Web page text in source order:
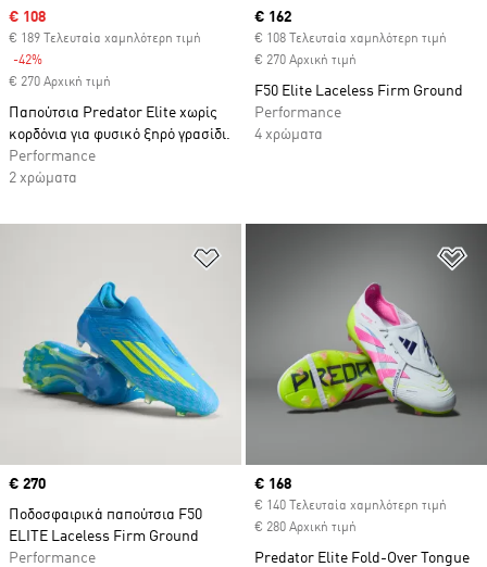
Sale price
€ 108
€ 189 Τελευταία χαμηλότερη τιμή
-42%
€ 270 Αρχική τιμή
Παπούτσια Predator Elite χωρίς
κορδόνια για φυσικό ξηρό γρασίδι.
Performance
2 χρώματα
Current price
€ 162
€ 108 Τελευταία χαμηλότερη τιμή
€ 270 Αρχική τιμή
F50 Elite Laceless Firm Ground
Performance
4 χρώματα
Προσθήκη στη Λίστα Επιθυμιών
Price
€ 270
Ποδοσφαιρικά παπούτσια F50
ELITE Laceless Firm Ground
Performance
Current price
€ 168
€ 140 Τελευταία χαμηλότερη τιμή
€ 280 Αρχική τιμή
Predator Elite Fold-Over Tongue